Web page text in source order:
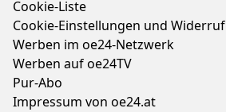
Cookie-Liste
Cookie-Einstellungen und Widerruf
Werben im oe24-Netzwerk
Werben auf oe24TV
Pur-Abo
Impressum von oe24.at